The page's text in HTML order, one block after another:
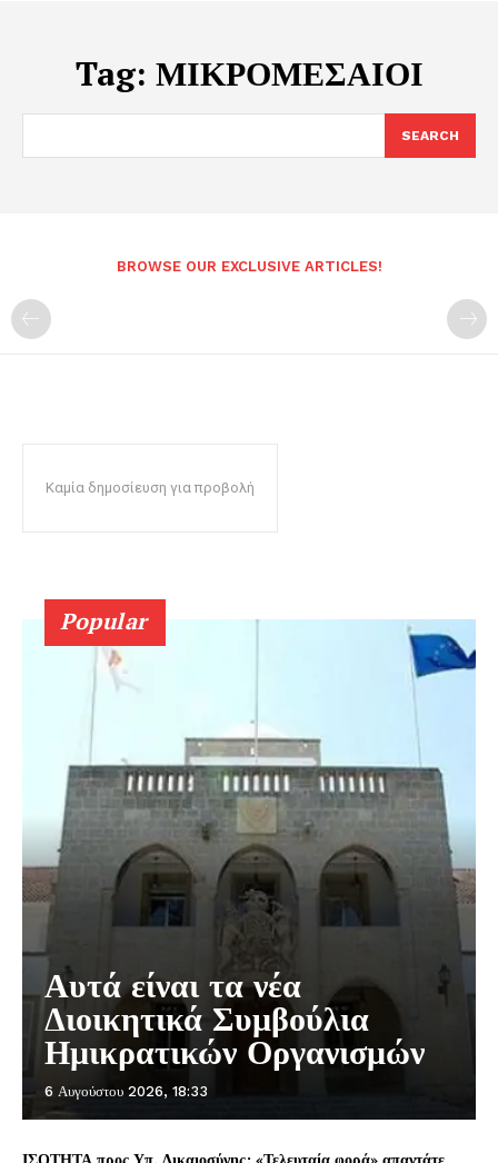
Tag: ΜΙΚΡΟΜΕΣΑΙΟΙ
SEARCH
BROWSE OUR EXCLUSIVE ARTICLES!
Καμία δημοσίευση για προβολή
Popular
Αυτά είναι τα νέα
Διοικητικά Συμβούλια
Ημικρατικών Οργανισμών
6 Αυγούστου 2026, 18:33